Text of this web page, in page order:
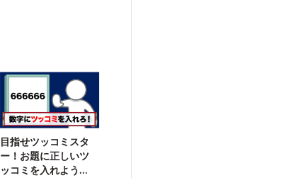
目指せツッコミスタ
ー！お題に正しいツ
ッコミを入れよう